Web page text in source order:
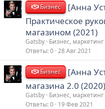
Бизнес
[Анна
Практическое
магазином (2021)
Gatsby Бизнес,
Ответы 0 28 Авг 2021
Бизнес
[Анна
магазина 2.0 (2020)
Gatsby Бизнес,
Ответы 0 19 Фев 2021